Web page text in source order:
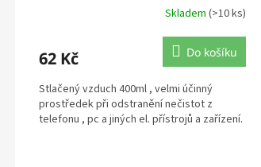
Skladem (>10 ks)
62 Kč Do košíku
Stlačený vzduch 400ml , velmi účinný
prostředek při odstranění nečistot z
telefonu , pc a jiných el. přístrojů a zařízení.